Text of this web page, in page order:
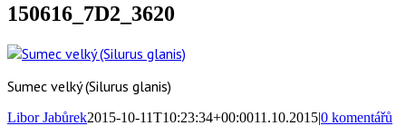
150616_7D2_3620
Sumec velký (Silurus glanis)
Libor Jabůrek2015-10-11T10:23:34+00:0011.10.2015|0 komentářů